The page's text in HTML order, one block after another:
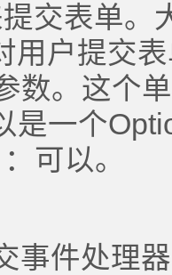
交表单。
用户提交
数。这个
是一个
可以。
事件处理器